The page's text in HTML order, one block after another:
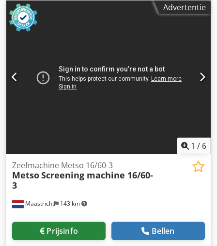
250 cm
volt Spindel 2MT Aandrijving Riem, getrapte poelies
Spindeltoerental (omg/min) 50 Hz 400-700-1200-2100-3600
Spindelslag 75 mm Doorsteekdiepte 185 mm Diameter
tafel 330 mm Cedpjzmuntofx Ahqsrf Totale hoogte 865 mm
Totale breedte 280 mm Totale diepte 600 mm Geschat
nettogewicht 77 kg De machine is uitgerust met:
Advertentie
1 / 6
Maastricht 143 km
Zeefmachine Metso 16/60-3
MetsoScreening machine 16/60-
3
Prijsinfo Bellen